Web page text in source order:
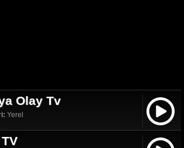
Olay Tv
Yerel